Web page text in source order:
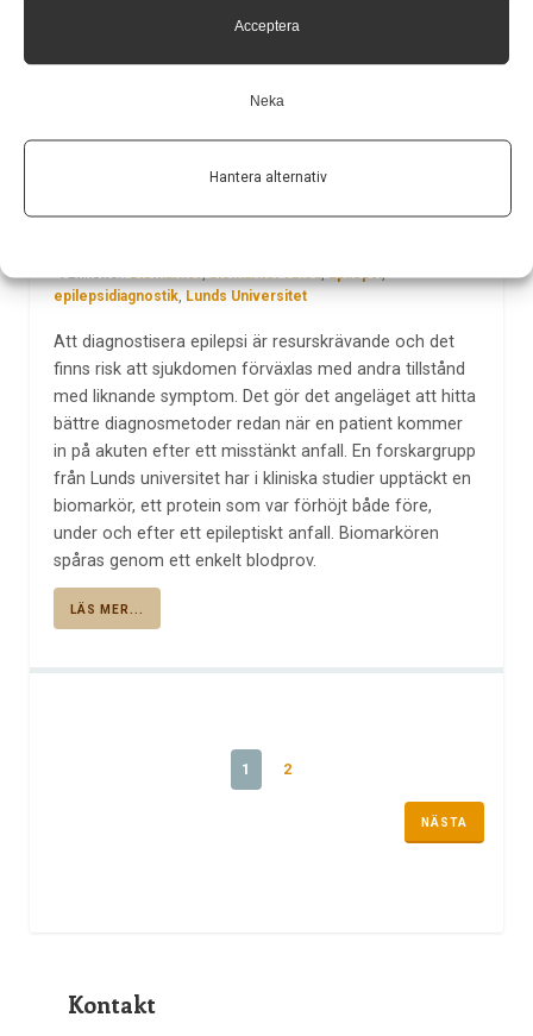
Acceptera
Neka
Hantera alternativ
immunsvaret som ledtråd
Etiketter:Biomarkör,biomarkör i blod,Epilepsi,
epilepsidiagnostik, Lunds Universitet
Att diagnostisera epilepsi är resurskrävande och det
finns risk att sjukdomen förväxlas med andra tillstånd
med liknande symptom. Det gör det angeläget att hitta
bättre diagnosmetoder redan när en patient kommer
in på akuten efter ett misstänkt anfall. En forskargrupp
från Lunds universitet har i kliniska studier upptäckt en
biomarkör, ett protein som var förhöjt både före,
under och efter ett epileptiskt anfall. Biomarkören
spåras genom ett enkelt blodprov.
LÄS MER...
1 2
NÄSTA
Kontakt